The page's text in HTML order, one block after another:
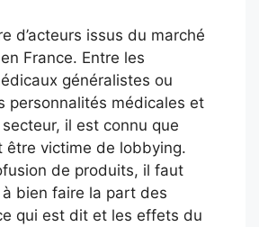
d’acteurs issus du marché
France. Entre les
généralistes ou
personnalités médicales et
il est connu que
être victime de lobbying.
de produits, il faut
bien faire la part des
qui est dit et les effets du